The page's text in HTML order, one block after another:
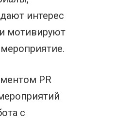
интерес
мотивируют
PR
с